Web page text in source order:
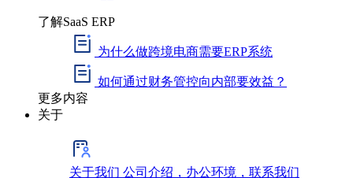
了解SaaS ERP
为什么做跨境电商需要ERP系统
如何通过财务管控向内部要效益？
更多内容
关于
关于我们 公司介绍，办公环境，联系我们